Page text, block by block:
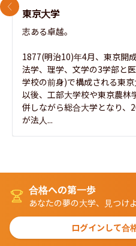
東京大学
志ある卓越。
1877(明治10)年4月、東京開
法学、理学、文学の3学部と
学校の前身)で構成される東京
以後、工部大学校や東京農林
併しながら総合大学となり、
が法人...
前のスライド
合格への第一歩
あなたの夢の大学、見つけ
ログインして合